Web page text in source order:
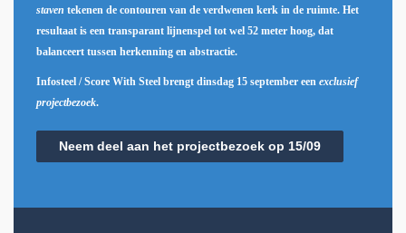
staven tekenen de contouren van de verdwenen kerk in de ruimte. Het
resultaat is een transparant lijnenspel tot wel 52 meter hoog, dat
balanceert tussen herkenning en abstractie.
Infosteel / Score With Steel brengt dinsdag 15 september een exclusief
projectbezoek.
Neem deel aan het projectbezoek op 15/09